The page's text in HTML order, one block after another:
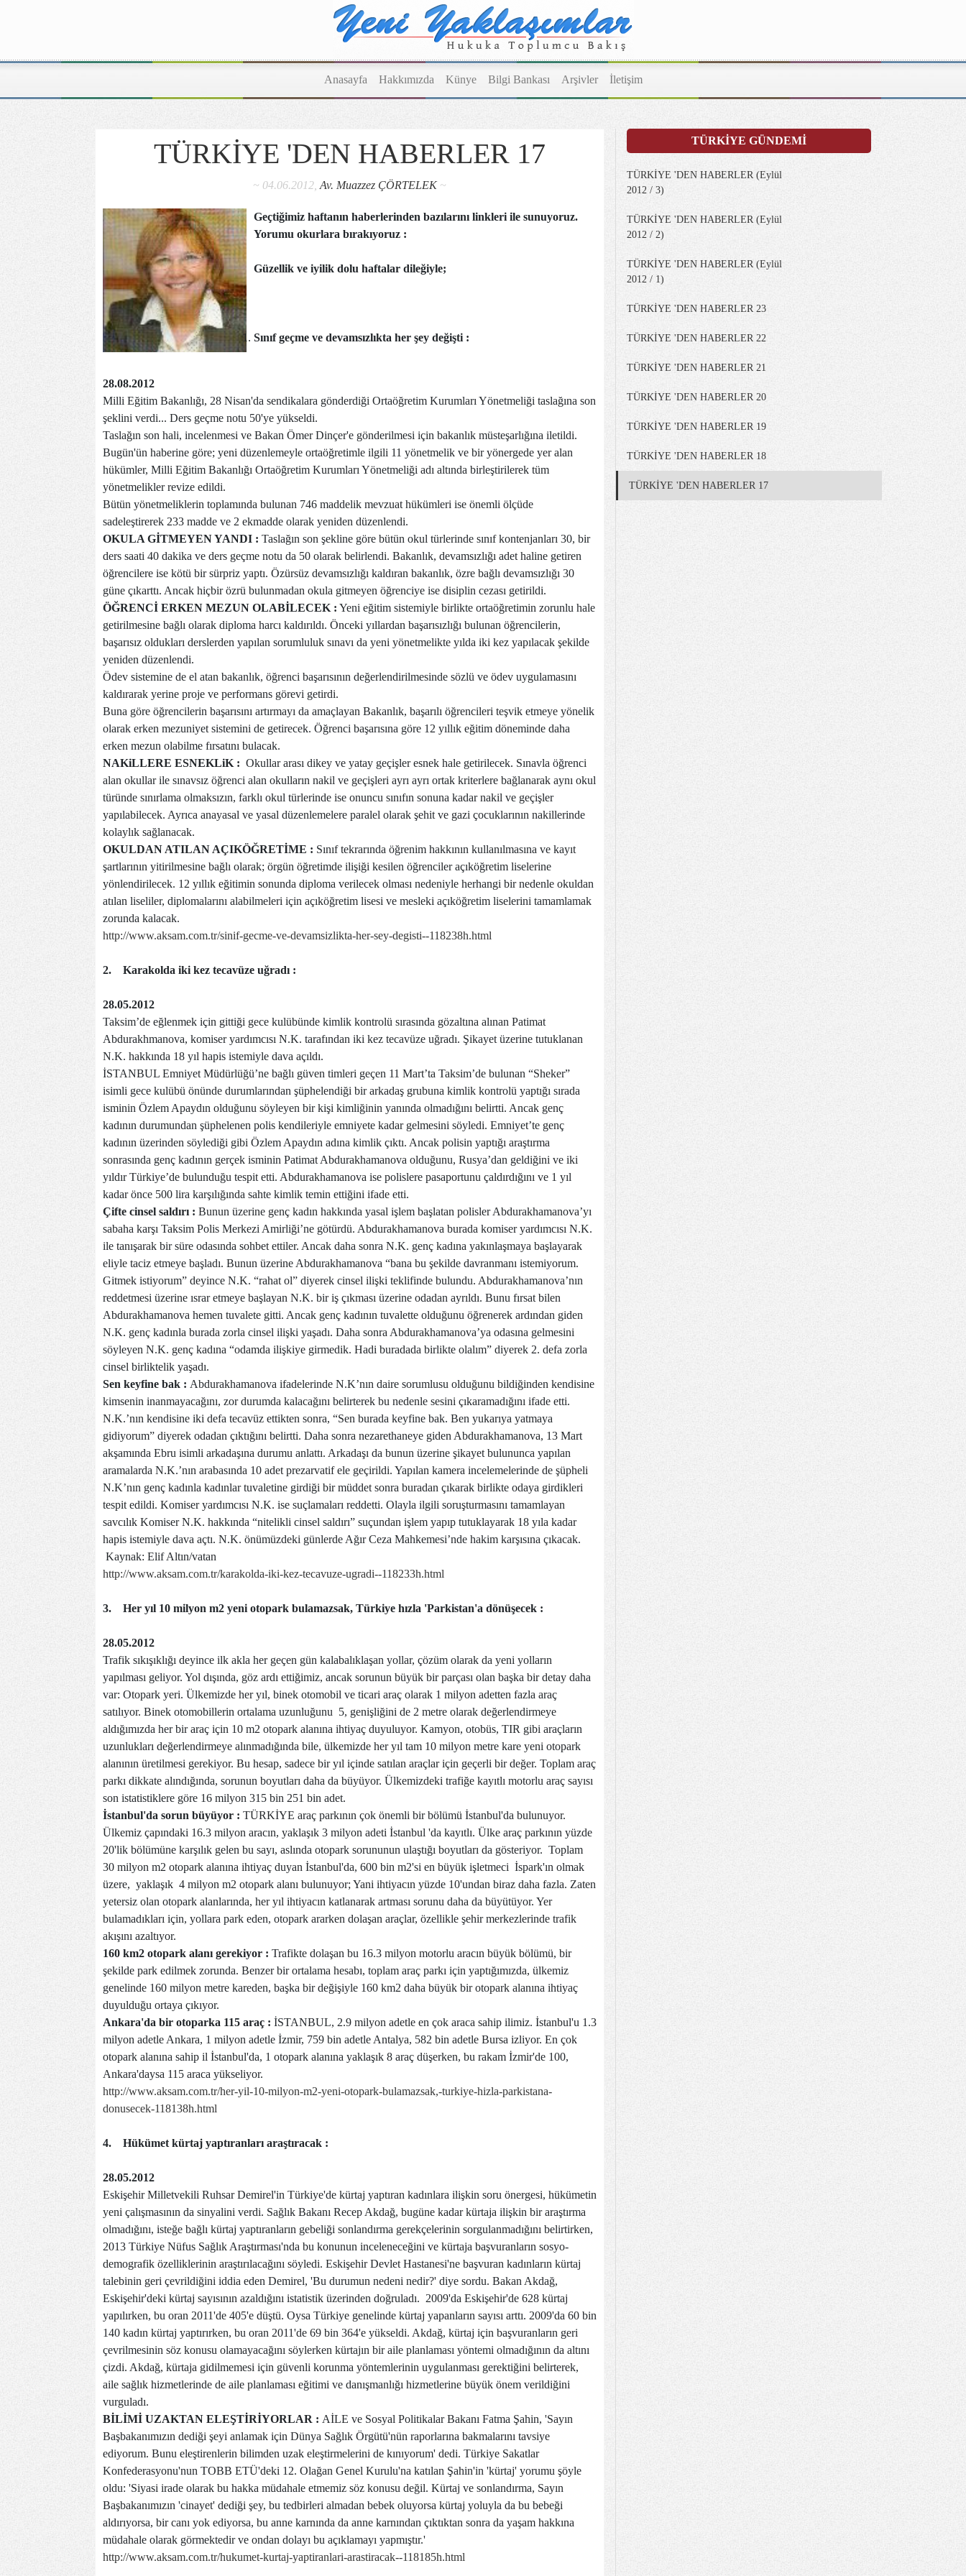
Anasayfa Hakkımızda Künye Bilgi Bankası Arşivler İletişim
TÜRKİYE 'DEN HABERLER 17
~ 04.06.2012, Av. Muazzez ÇÖRTELEK~
Geçtiğimiz haftanın haberlerinden bazılarını linkleri ile sunuyoruz.
Yorumu okurlara bırakıyoruz :
Güzellik ve iyilik dolu haftalar dileğiyle;
Sınıf geçme ve devamsızlıkta her şey değişti :
28.08.2012
Milli Eğitim Bakanlığı, 28 Nisan'da sendikalara gönderdiği Ortaöğretim Kurumları Yönetmeliği taslağına son
şeklini verdi... Ders geçme notu 50'ye yükseldi.
Taslağın son hali, incelenmesi ve Bakan Ömer Dinçer'e gönderilmesi için bakanlık müsteşarlığına iletildi.
Bugün'ün haberine göre; yeni düzenlemeyle ortaöğretimle ilgili 11 yönetmelik ve bir yönergede yer alan
hükümler, Milli Eğitim Bakanlığı Ortaöğretim Kurumları Yönetmeliği adı altında birleştirilerek tüm
yönetmelikler revize edildi.
Bütün yönetmeliklerin toplamında bulunan 746 maddelik mevzuat hükümleri ise önemli ölçüde
sadeleştirerek 233 madde ve 2 ekmadde olarak yeniden düzenlendi.
OKULA GİTMEYEN YANDI : Taslağın son şekline göre bütün okul türlerinde sınıf kontenjanları 30, bir
ders saati 40 dakika ve ders geçme notu da 50 olarak belirlendi. Bakanlık, devamsızlığı adet haline getiren
öğrencilere ise kötü bir sürpriz yaptı. Özürsüz devamsızlığı kaldıran bakanlık, özre bağlı devamsızlığı 30
güne çıkarttı. Ancak hiçbir özrü bulunmadan okula gitmeyen öğrenciye ise disiplin cezası getirildi.
ÖĞRENCİ ERKEN MEZUN OLABİLECEK : Yeni eğitim sistemiyle birlikte ortaöğretimin zorunlu hale
getirilmesine bağlı olarak diploma harcı kaldırıldı. Önceki yıllardan başarısızlığı bulunan öğrencilerin,
başarısız oldukları derslerden yapılan sorumluluk sınavı da yeni yönetmelikte yılda iki kez yapılacak şekilde
yeniden düzenlendi.
Ödev sistemine de el atan bakanlık, öğrenci başarısının değerlendirilmesinde sözlü ve ödev uygulamasını
kaldırarak yerine proje ve performans görevi getirdi.
Buna göre öğrencilerin başarısını artırmayı da amaçlayan Bakanlık, başarılı öğrencileri teşvik etmeye yönelik
olarak erken mezuniyet sistemini de getirecek. Öğrenci başarısına göre 12 yıllık eğitim döneminde daha
erken mezun olabilme fırsatını bulacak.
NAKiLLERE ESNEKLiK : Okullar arası dikey ve yatay geçişler esnek hale getirilecek. Sınavla öğrenci
alan okullar ile sınavsız öğrenci alan okulların nakil ve geçişleri ayrı ayrı ortak kriterlere bağlanarak aynı okul
türünde sınırlama olmaksızın, farklı okul türlerinde ise onuncu sınıfın sonuna kadar nakil ve geçişler
yapılabilecek. Ayrıca anayasal ve yasal düzenlemelere paralel olarak şehit ve gazi çocuklarının nakillerinde
kolaylık sağlanacak.
OKULDAN ATILAN AÇIKÖĞRETİME : Sınıf tekrarında öğrenim hakkının kullanılmasına ve kayıt
şartlarının yitirilmesine bağlı olarak; örgün öğretimde ilişiği kesilen öğrenciler açıköğretim liselerine
yönlendirilecek. 12 yıllık eğitimin sonunda diploma verilecek olması nedeniyle herhangi bir nedenle okuldan
atılan liseliler, diplomalarını alabilmeleri için açıköğretim lisesi ve mesleki açıköğretim liselerini tamamlamak
zorunda kalacak.
http://www.aksam.com.tr/sinif-gecme-ve-devamsizlikta-her-sey-degisti--118238h.html
2. Karakolda iki kez tecavüze uğradı :
28.05.2012
Taksim’de eğlenmek için gittiği gece kulübünde kimlik kontrolü sırasında gözaltına alınan Patimat
Abdurakhmanova, komiser yardımcısı N.K. tarafından iki kez tecavüze uğradı. Şikayet üzerine tutuklanan
N.K. hakkında 18 yıl hapis istemiyle dava açıldı.
İSTANBUL Emniyet Müdürlüğü’ne bağlı güven timleri geçen 11 Mart’ta Taksim’de bulunan “Sheker”
isimli gece kulübü önünde durumlarından şüphelendiği bir arkadaş grubuna kimlik kontrolü yaptığı sırada
isminin Özlem Apaydın olduğunu söyleyen bir kişi kimliğinin yanında olmadığını belirtti. Ancak genç
kadının durumundan şüphelenen polis kendileriyle emniyete kadar gelmesini söyledi. Emniyet’te genç
kadının üzerinden söylediği gibi Özlem Apaydın adına kimlik çıktı. Ancak polisin yaptığı araştırma
sonrasında genç kadının gerçek isminin Patimat Abdurakhamanova olduğunu, Rusya’dan geldiğini ve iki
yıldır Türkiye’de bulunduğu tespit etti. Abdurakhamanova ise polislere pasaportunu çaldırdığını ve 1 yıl
kadar önce 500 lira karşılığında sahte kimlik temin ettiğini ifade etti.
Çifte cinsel saldırı : Bunun üzerine genç kadın hakkında yasal işlem başlatan polisler Abdurakhamanova’yı
sabaha karşı Taksim Polis Merkezi Amirliği’ne götürdü. Abdurakhamanova burada komiser yardımcısı N.K.
ile tanışarak bir süre odasında sohbet ettiler. Ancak daha sonra N.K. genç kadına yakınlaşmaya başlayarak
eliyle taciz etmeye başladı. Bunun üzerine Abdurakhamanova “bana bu şekilde davranmanı istemiyorum.
Gitmek istiyorum” deyince N.K. “rahat ol” diyerek cinsel ilişki teklifinde bulundu. Abdurakhamanova’nın
reddetmesi üzerine ısrar etmeye başlayan N.K. bir iş çıkması üzerine odadan ayrıldı. Bunu fırsat bilen
Abdurakhamanova hemen tuvalete gitti. Ancak genç kadının tuvalette olduğunu öğrenerek ardından giden
N.K. genç kadınla burada zorla cinsel ilişki yaşadı. Daha sonra Abdurakhamanova’ya odasına gelmesini
söyleyen N.K. genç kadına “odamda ilişkiye girmedik. Hadi buradada birlikte olalım” diyerek 2. defa zorla
cinsel birliktelik yaşadı.
Sen keyfine bak : Abdurakhamanova ifadelerinde N.K’nın daire sorumlusu olduğunu bildiğinden kendisine
kimsenin inanmayacağını, zor durumda kalacağını belirterek bu nedenle sesini çıkaramadığını ifade etti.
N.K.’nın kendisine iki defa tecavüz ettikten sonra, “Sen burada keyfine bak. Ben yukarıya yatmaya
gidiyorum” diyerek odadan çıktığını belirtti. Daha sonra nezarethaneye giden Abdurakhamanova, 13 Mart
akşamında Ebru isimli arkadaşına durumu anlattı. Arkadaşı da bunun üzerine şikayet bulununca yapılan
aramalarda N.K.’nın arabasında 10 adet prezarvatif ele geçirildi. Yapılan kamera incelemelerinde de şüpheli
N.K’nın genç kadınla kadınlar tuvaletine girdiği bir müddet sonra buradan çıkarak birlikte odaya girdikleri
tespit edildi. Komiser yardımcısı N.K. ise suçlamaları reddetti. Olayla ilgili soruşturmasını tamamlayan
savcılık Komiser N.K. hakkında “nitelikli cinsel saldırı” suçundan işlem yapıp tutuklayarak 18 yıla kadar
hapis istemiyle dava açtı. N.K. önümüzdeki günlerde Ağır Ceza Mahkemesi’nde hakim karşısına çıkacak.
Kaynak: Elif Altın/vatan
http://www.aksam.com.tr/karakolda-iki-kez-tecavuze-ugradi--118233h.html
3. Her yıl 10 milyon m2 yeni otopark bulamazsak, Türkiye hızla 'Parkistan'a dönüşecek :
28.05.2012
Trafik sıkışıklığı deyince ilk akla her geçen gün kalabalıklaşan yollar, çözüm olarak da yeni yolların
yapılması geliyor. Yol dışında, göz ardı ettiğimiz, ancak sorunun büyük bir parçası olan başka bir detay daha
var: Otopark yeri. Ülkemizde her yıl, binek otomobil ve ticari araç olarak 1 milyon adetten fazla araç
satılıyor. Binek otomobillerin ortalama uzunluğunu 5, genişliğini de 2 metre olarak değerlendirmeye
aldığımızda her bir araç için 10 m2 otopark alanına ihtiyaç duyuluyor. Kamyon, otobüs, TIR gibi araçların
uzunlukları değerlendirmeye alınmadığında bile, ülkemizde her yıl tam 10 milyon metre kare yeni otopark
alanının üretilmesi gerekiyor. Bu hesap, sadece bir yıl içinde satılan araçlar için geçerli bir değer. Toplam araç
parkı dikkate alındığında, sorunun boyutları daha da büyüyor. Ülkemizdeki trafiğe kayıtlı motorlu araç sayısı
son istatistiklere göre 16 milyon 315 bin 251 bin adet.
İstanbul'da sorun büyüyor : TÜRKİYE araç parkının çok önemli bir bölümü İstanbul'da bulunuyor.
Ülkemiz çapındaki 16.3 milyon aracın, yaklaşık 3 milyon adeti İstanbul 'da kayıtlı. Ülke araç parkının yüzde
20'lik bölümüne karşılık gelen bu sayı, aslında otopark sorununun ulaştığı boyutları da gösteriyor. Toplam
30 milyon m2 otopark alanına ihtiyaç duyan İstanbul'da, 600 bin m2'si en büyük işletmeci İspark'ın olmak
üzere, yaklaşık 4 milyon m2 otopark alanı bulunuyor; Yani ihtiyacın yüzde 10'undan biraz daha fazla. Zaten
yetersiz olan otopark alanlarında, her yıl ihtiyacın katlanarak artması sorunu daha da büyütüyor. Yer
bulamadıkları için, yollara park eden, otopark ararken dolaşan araçlar, özellikle şehir merkezlerinde trafik
akışını azaltıyor.
160 km2 otopark alanı gerekiyor : Trafikte dolaşan bu 16.3 milyon motorlu aracın büyük bölümü, bir
şekilde park edilmek zorunda. Benzer bir ortalama hesabı, toplam araç parkı için yaptığımızda, ülkemiz
genelinde 160 milyon metre kareden, başka bir değişiyle 160 km2 daha büyük bir otopark alanına ihtiyaç
duyulduğu ortaya çıkıyor.
Ankara'da bir otoparka 115 araç : İSTANBUL, 2.9 milyon adetle en çok araca sahip ilimiz. İstanbul'u 1.3
milyon adetle Ankara, 1 milyon adetle İzmir, 759 bin adetle Antalya, 582 bin adetle Bursa izliyor. En çok
otopark alanına sahip il İstanbul'da, 1 otopark alanına yaklaşık 8 araç düşerken, bu rakam İzmir'de 100,
Ankara'daysa 115 araca yükseliyor.
http://www.aksam.com.tr/her-yil-10-milyon-m2-yeni-otopark-bulamazsak,-turkiye-hizla-parkistana-
donusecek-118138h.html
4. Hükümet kürtaj yaptıranları araştıracak :
28.05.2012
Eskişehir Milletvekili Ruhsar Demirel'in Türkiye'de kürtaj yaptıran kadınlara ilişkin soru önergesi, hükümetin
yeni çalışmasının da sinyalini verdi. Sağlık Bakanı Recep Akdağ, bugüne kadar kürtaja ilişkin bir araştırma
olmadığını, isteğe bağlı kürtaj yaptıranların gebeliği sonlandırma gerekçelerinin sorgulanmadığını belirtirken,
2013 Türkiye Nüfus Sağlık Araştırması'nda bu konunun inceleneceğini ve kürtaja başvuranların sosyo-
demografik özelliklerinin araştırılacağını söyledi. Eskişehir Devlet Hastanesi'ne başvuran kadınların kürtaj
talebinin geri çevrildiğini iddia eden Demirel, 'Bu durumun nedeni nedir?' diye sordu. Bakan Akdağ,
Eskişehir'deki kürtaj sayısının azaldığını istatistik üzerinden doğruladı. 2009'da Eskişehir'de 628 kürtaj
yapılırken, bu oran 2011'de 405'e düştü. Oysa Türkiye genelinde kürtaj yapanların sayısı arttı. 2009'da 60 bin
140 kadın kürtaj yaptırırken, bu oran 2011'de 69 bin 364'e yükseldi. Akdağ, kürtaj için başvuranların geri
çevrilmesinin söz konusu olamayacağını söylerken kürtajın bir aile planlaması yöntemi olmadığının da altını
çizdi. Akdağ, kürtaja gidilmemesi için güvenli korunma yöntemlerinin uygulanması gerektiğini belirterek,
aile sağlık hizmetlerinde de aile planlaması eğitimi ve danışmanlığı hizmetlerine büyük önem verildiğini
vurguladı.
BİLİMİ UZAKTAN ELEŞTİRİYORLAR : AİLE ve Sosyal Politikalar Bakanı Fatma Şahin, 'Sayın
Başbakanımızın dediği şeyi anlamak için Dünya Sağlık Örgütü'nün raporlarına bakmalarını tavsiye
ediyorum. Bunu eleştirenlerin bilimden uzak eleştirmelerini de kınıyorum' dedi. Türkiye Sakatlar
Konfederasyonu'nun TOBB ETÜ'deki 12. Olağan Genel Kurulu'na katılan Şahin'in 'kürtaj' yorumu şöyle
oldu: 'Siyasi irade olarak bu hakka müdahale etmemiz söz konusu değil. Kürtaj ve sonlandırma, Sayın
Başbakanımızın 'cinayet' dediği şey, bu tedbirleri almadan bebek oluyorsa kürtaj yoluyla da bu bebeği
aldırıyorsa, bir canı yok ediyorsa, bu anne karnında da anne karnından çıktıktan sonra da yaşam hakkına
müdahale olarak görmektedir ve ondan dolayı bu açıklamayı yapmıştır.'
http://www.aksam.com.tr/hukumet-kurtaj-yaptiranlari-arastiracak--118185h.html
TÜRKİYE GÜNDEMİ
TÜRKİYE 'DEN HABERLER (Eylül
2012 / 3)
TÜRKİYE 'DEN HABERLER (Eylül
2012 / 2)
TÜRKİYE 'DEN HABERLER (Eylül
2012 / 1)
TÜRKİYE 'DEN HABERLER 23
TÜRKİYE 'DEN HABERLER 22
TÜRKİYE 'DEN HABERLER 21
TÜRKİYE 'DEN HABERLER 20
TÜRKİYE 'DEN HABERLER 19
TÜRKİYE 'DEN HABERLER 18
TÜRKİYE 'DEN HABERLER 17